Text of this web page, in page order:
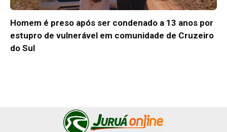
Homem é preso após ser condenado a 13 anos por
estupro de vulnerável em comunidade de Cruzeiro
do Sul